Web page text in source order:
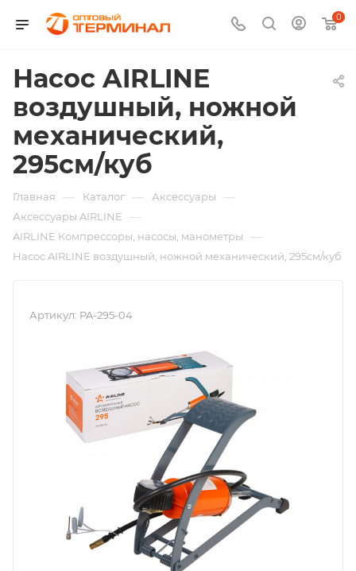
0
Насос AIRLINE
воздушный, ножной
механический,
295см/куб
Главная — Каталог — Аксессуары —
Аксессуары AIRLINE —
AIRLINE Компрессоры, насосы, манометры —
Насос AIRLINE воздушный, ножной механический, 295см/куб
Артикул: PA-295-04